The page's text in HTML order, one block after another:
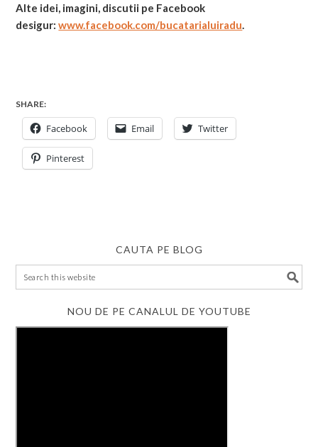
Alte idei, imagini, discutii pe Facebook
desigur:www.facebook.com/bucatarialuiradu.
SHARE:
Facebook Email Twitter
Pinterest
CAUTA PE BLOG
NOU DE PE CANALUL DE YOUTUBE